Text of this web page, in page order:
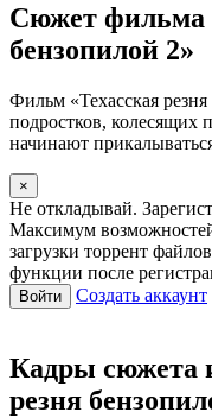
Сюжет фильма
бензопилой 2»
Фильм «Техасская
подростков, колесящих
начинают
×
Не откладывай.
Максимум
загрузки торрент
функции после
Войти Создать аккаунт
Кадры сюжета
резня